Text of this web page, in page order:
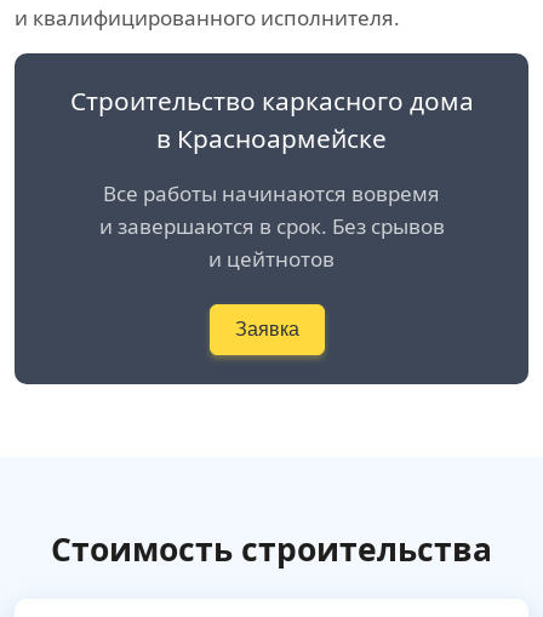
и квалифицированного исполнителя.
Строительство каркасного дома
в Красноармейске
Все работы начинаются вовремя
и завершаются в срок. Без срывов
и цейтнотов
Заявка
Стоимость строительства